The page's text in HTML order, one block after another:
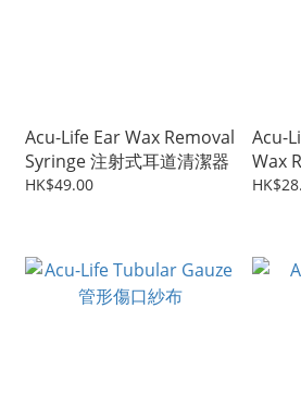
Acu-Life Ear Wax Removal
Syringe 注射式耳道清潔器
HK$49.00
Acu-
Wax
潔器